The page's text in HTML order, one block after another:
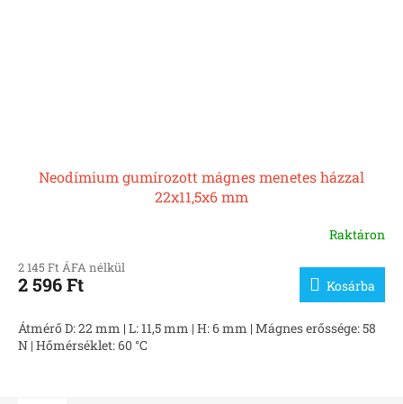
Neodímium gumírozott mágnes menetes házzal
22x11,5x6 mm
Raktáron
2 145 Ft ÁFA nélkül
2 596 Ft Kosárba
Átmérő D: 22 mm | L: 11,5 mm | H: 6 mm | Mágnes erőssége: 58
N | Hőmérséklet: 60 °C